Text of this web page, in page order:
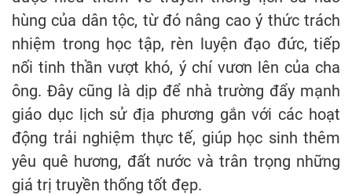
hùng của dân tộc, từ đó nâng cao ý thức trách
nhiệm trong học tập, rèn luyện đạo đức, tiếp
nối tinh thần vượt khó, ý chí vươn lên của cha
ông. Đây cũng là dịp để nhà trường đẩy mạnh
giáo dục lịch sử địa phương gắn với các hoạt
động trải nghiệm thực tế, giúp học sinh thêm
yêu quê hương, đất nước và trân trọng những
giá trị truyền thống tốt đẹp.